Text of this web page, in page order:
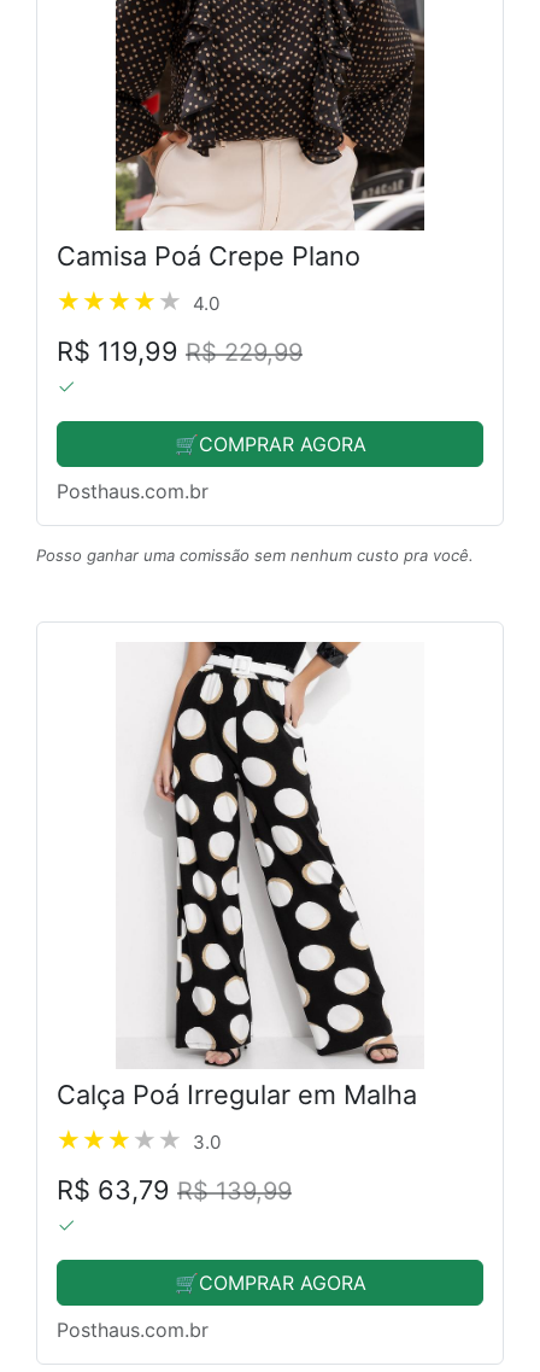
Camisa Poá Crepe Plano
4.0
R$ 119,99 R$ 229,99
🛒COMPRAR AGORA
Posthaus.com.br
Posso ganhar uma comissão sem nenhum custo pra você.
Calça Poá Irregular em Malha
3.0
R$ 63,79 R$ 139,99
🛒COMPRAR AGORA
Posthaus.com.br